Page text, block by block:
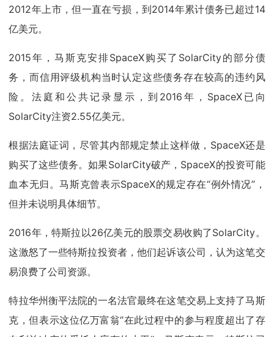
2012年上市，但一直在亏损，到2014年累计债务已超过14
亿美元。
2015年，马斯克安排SpaceX购买了SolarCity的部分债
务，而信用评级机构当时认定这些债务存在较高的违约风
险。法庭和公共记录显示，到2016年，SpaceX已向
SolarCity注资2.55亿美元。
根据法庭证词，尽管其内部规定禁止这样做，SpaceX还是
购买了这些债务。如果SolarCity破产，SpaceX的投资可能
血本无归。马斯克曾表示SpaceX的规定存在“例外情况”，
但并未说明具体细节。
2016年，特斯拉以26亿美元的股票交易收购了SolarCity。
这激怒了一些特斯拉投资者，他们起诉该公司，认为这笔交
易浪费了公司资源。
特拉华州衡平法院的一名法官最终在这笔交易上支持了马斯
克，但表示这位亿万富翁“在此过程中的参与程度超出了存